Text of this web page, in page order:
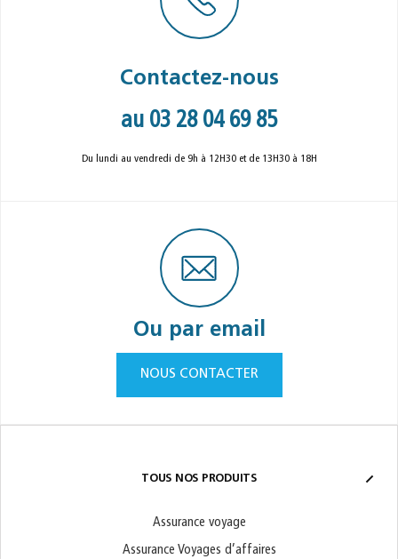
Contactez-nous
au 03 28 04 69 85
Du lundi au vendredi de 9h à 12H30 et de 13H30 à 18H
Ou par email
NOUS CONTACTER
TOUS NOS PRODUITS
Assurance voyage
Assurance Voyages d’affaires